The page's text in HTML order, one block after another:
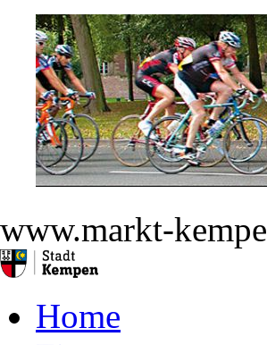
www.markt-
Home